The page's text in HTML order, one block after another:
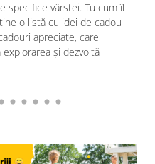
specifice vârstei. Tu cum îl
o listă cu idei de cadou
apreciate, care
și dezvoltă